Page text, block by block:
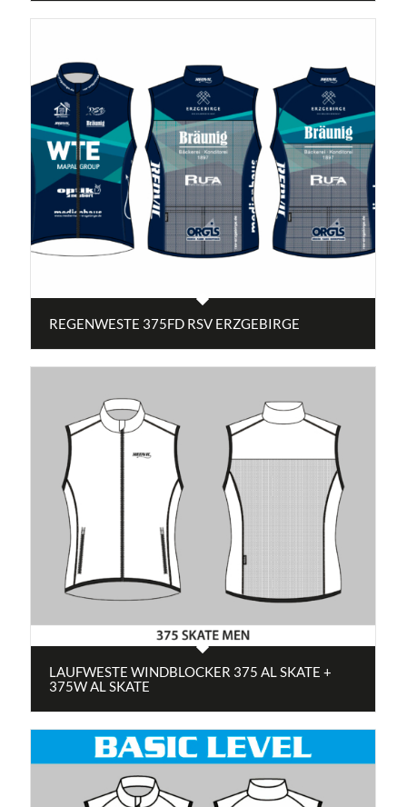
REGENWESTE 375FD RSV ERZGEBIRGE
LAUFWESTE WINDBLOCKER 375 AL SKATE +
375W AL SKATE